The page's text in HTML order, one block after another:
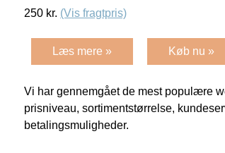
250 kr. (Vis fragtpris)
Læs mere » Køb nu »
Vi har gennemgået de mest populære
prisniveau, sortimentstørrelse,
betalingsmuligheder.